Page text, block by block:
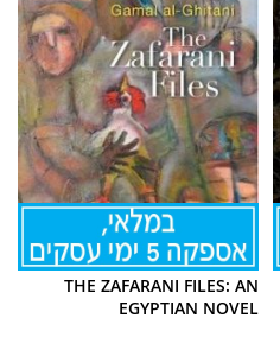
THE ZAFARANI FILES: AN
EGYPTIAN NOVEL